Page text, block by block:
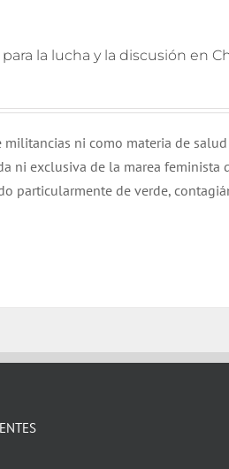
la lucha y la discusión en
ni como materia de
ni exclusiva de la marea feminista
particularmente de verde,